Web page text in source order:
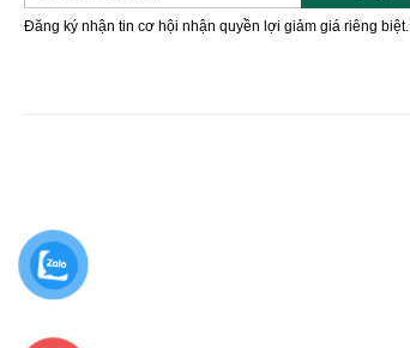
Đăng ký nhận tin cơ hội nhận quyền lợi giảm giá riêng biệt.